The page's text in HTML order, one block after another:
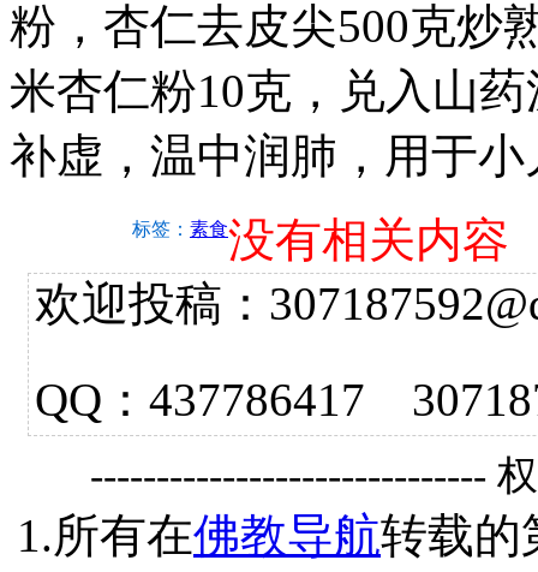
粉，杏仁去皮尖500克炒
米杏仁粉10克，兑入山
补虚，温中润肺，用于
标签： 素食没有相关内容
欢迎投稿：
QQ：437786417
------------------------------
1.所有在佛教导航转载的